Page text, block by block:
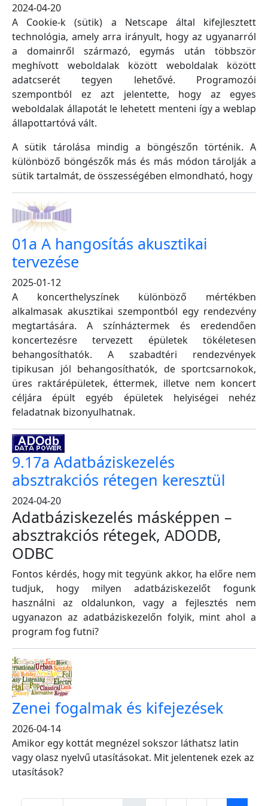
2024-04-20
A Cookie-k (sütik) a Netscape által kifejlesztett
technológia, amely arra irányult, hogy az ugyanarról
a domainről származó, egymás után többször
meghívott weboldalak között weboldalak között
adatcserét tegyen lehetővé. Programozói
szempontból ez azt jelentette, hogy az egyes
weboldalak állapotát le lehetett menteni így a weblap
állapottartóvá vált.
A sütik tárolása mindig a böngészőn történik. A
különböző böngészők más és más módon tárolják a
sütik tartalmát, de összességében elmondható, hogy
01a A hangosítás akusztikai
tervezése
2025-01-12
A koncerthelyszínek különböző mértékben
alkalmasak akusztikai szempontból egy rendezvény
megtartására. A színháztermek és eredendően
koncertezésre tervezett épületek tökéletesen
behangosíthatók. A szabadtéri rendezvények
tipikusan jól behangosíthatók, de sportcsarnokok,
üres raktárépületek, éttermek, illetve nem koncert
céljára épült egyéb épületek helyiségei nehéz
feladatnak bizonyulhatnak.
9.17a Adatbáziskezelés
absztrakciós rétegen keresztül
2024-04-20
Adatbáziskezelés másképpen –
absztrakciós rétegek, ADODB,
ODBC
Fontos kérdés, hogy mit tegyünk akkor, ha előre nem
tudjuk, hogy milyen adatbáziskezelőt fogunk
használni az oldalunkon, vagy a fejlesztés nem
ugyanazon az adatbáziskezelőn folyik, mint ahol a
program fog futni?
Zenei fogalmak és kifejezések
2026-04-14
Amikor egy kottát megnézel sokszor láthatsz latin
vagy olasz nyelvű utasításokat. Mit jelentenek ezek az
utasítások?
Pagination